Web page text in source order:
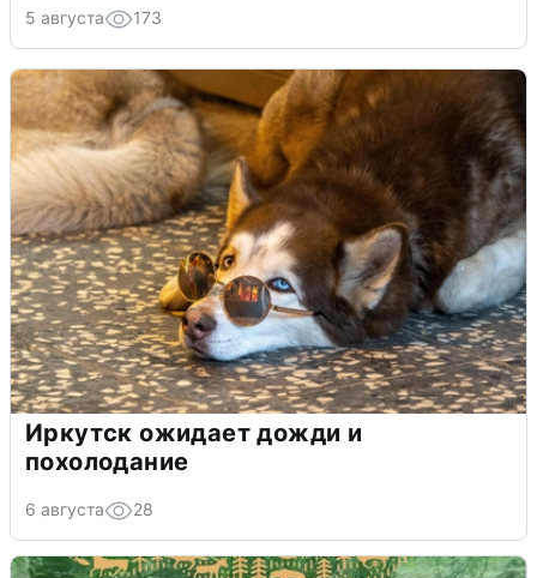
5 августа 173
Иркутск ожидает дожди и
похолодание
6 августа 28